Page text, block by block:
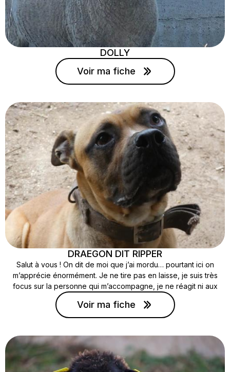
DOLLY
Voir ma fiche
DRAEGON DIT RIPPER
Salut à vous ! On dit de moi que j’ai mordu… pourtant ici on
m’apprécie énormément. Je ne tire pas en laisse, je suis très
focus sur la personne qui m’accompagne, je ne réagit ni aux
chiens, ni aux chats… Bref, pas grand-chose à me reprocher, à
part le fait que je sois parfois un peu brusque… donc… adoptez-
moiiiii !
Voir ma fiche